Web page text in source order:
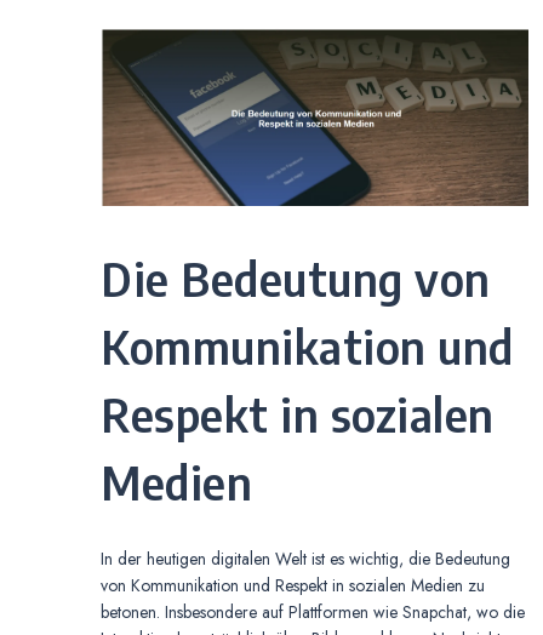
Die Bedeutung von
Kommunikation und
Respekt in sozialen
Medien
In der heutigen digitalen Welt ist es wichtig, die Bedeutung
von Kommunikation und Respekt in sozialen Medien zu
betonen. Insbesondere auf Plattformen wie Snapchat, wo die